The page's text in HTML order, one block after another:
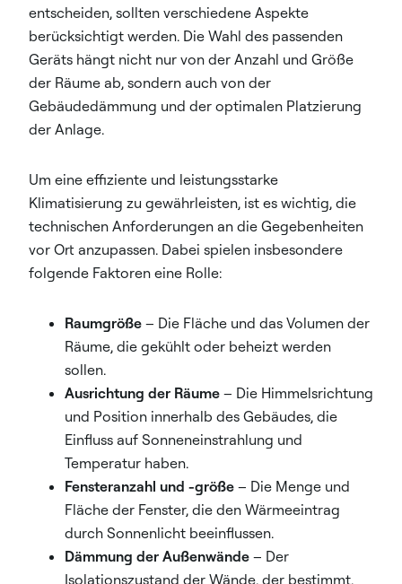
entscheiden, sollten verschiedene Aspekte
berücksichtigt werden. Die Wahl des passenden
Geräts hängt nicht nur von der Anzahl und Größe
der Räume ab, sondern auch von der
Gebäudedämmung und der optimalen Platzierung
der Anlage.
Um eine effiziente und leistungsstarke
Klimatisierung zu gewährleisten, ist es wichtig, die
technischen Anforderungen an die Gegebenheiten
vor Ort anzupassen. Dabei spielen insbesondere
folgende Faktoren eine Rolle:
Raumgröße – Die Fläche und das Volumen der
Räume, die gekühlt oder beheizt werden
sollen.
Ausrichtung der Räume – Die Himmelsrichtung
und Position innerhalb des Gebäudes, die
Einfluss auf Sonneneinstrahlung und
Temperatur haben.
Fensteranzahl und -größe – Die Menge und
Fläche der Fenster, die den Wärmeeintrag
durch Sonnenlicht beeinflussen.
Dämmung der Außenwände – Der
Isolationszustand der Wände, der bestimmt,